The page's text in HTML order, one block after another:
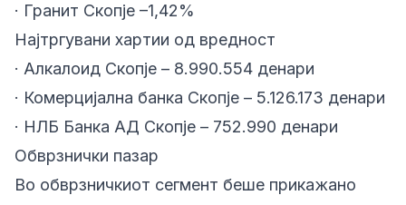
· Гранит Скопје –1,42%
Најтргувани хартии од вредност
· Алкалоид Скопје – 8.990.554 денари
· Комерцијална банка Скопје – 5.126.173 денари
· НЛБ Банка АД Скопје – 752.990 денари
Обврзнички пазар
Во обврзничкиот сегмент беше прикажано